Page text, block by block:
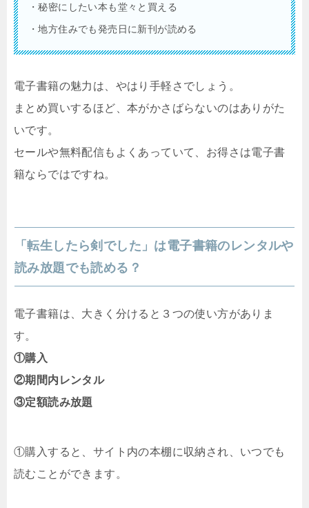
・秘密にしたい本も堂々と買える
・地方住みでも発売日に新刊が読める
電子書籍の魅力は、やはり手軽さでしょう。
まとめ買いするほど、本がかさばらないのはありがた
いです。
セールや無料配信もよくあっていて、お得さは電子書
籍ならではですね。
「転生したら剣でした 」は電子書籍のレンタルや
読み放題でも読める？
電子書籍は、大きく分けると３つの使い方がありま
す。
①購入
②期間内レンタル
③定額読み放題
①購入すると、サイト内の本棚に収納され、いつでも
読むことができます。